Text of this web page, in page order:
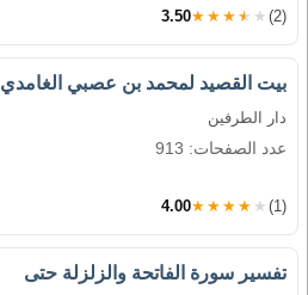
3.50★★★★★ (2)
بيت القصيد لمحمد بن عصبي الغامدي
دار الطرفين
عدد الصفحات: 913
4.00★★★★★ (1)
تفسير سورة الفاتحة والزلزلة حتى